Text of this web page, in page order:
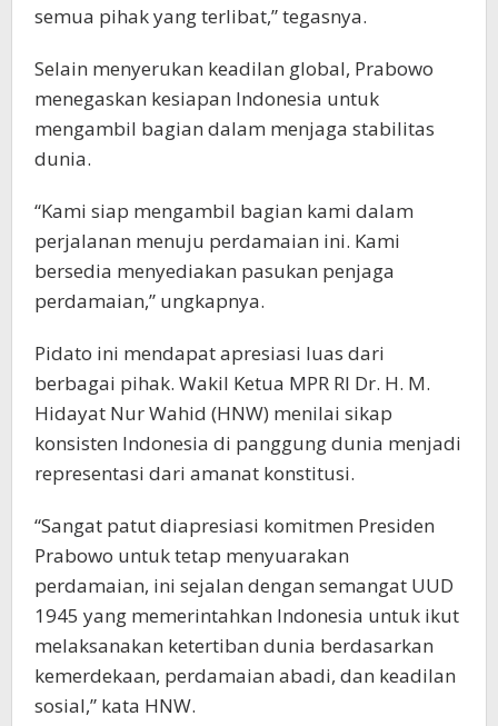
semua pihak yang terlibat,” tegasnya.
Selain menyerukan keadilan global, Prabowo
menegaskan kesiapan Indonesia untuk
mengambil bagian dalam menjaga stabilitas
dunia.
“Kami siap mengambil bagian kami dalam
perjalanan menuju perdamaian ini. Kami
bersedia menyediakan pasukan penjaga
perdamaian,” ungkapnya.
Pidato ini mendapat apresiasi luas dari
berbagai pihak. Wakil Ketua MPR RI Dr. H. M.
Hidayat Nur Wahid (HNW) menilai sikap
konsisten Indonesia di panggung dunia menjadi
representasi dari amanat konstitusi.
“Sangat patut diapresiasi komitmen Presiden
Prabowo untuk tetap menyuarakan
perdamaian, ini sejalan dengan semangat UUD
1945 yang memerintahkan Indonesia untuk ikut
melaksanakan ketertiban dunia berdasarkan
kemerdekaan, perdamaian abadi, dan keadilan
sosial,” kata HNW.